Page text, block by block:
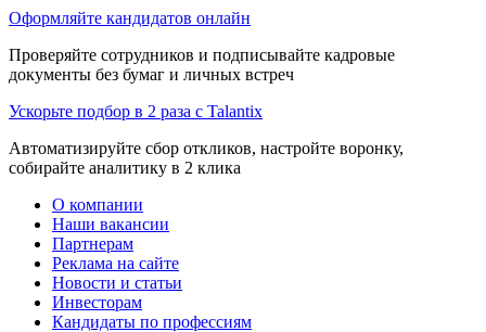
Оформляйте кандидатов онлайн
Проверяйте сотрудников и подписывайте кадровые
документы без бумаг и личных встреч
Ускорьте подбор в 2 раза с Talantix
Автоматизируйте сбор откликов, настройте воронку,
собирайте аналитику в 2 клика
О компании
Наши вакансии
Партнерам
Реклама на сайте
Новости и статьи
Инвесторам
Кандидаты по профессиям